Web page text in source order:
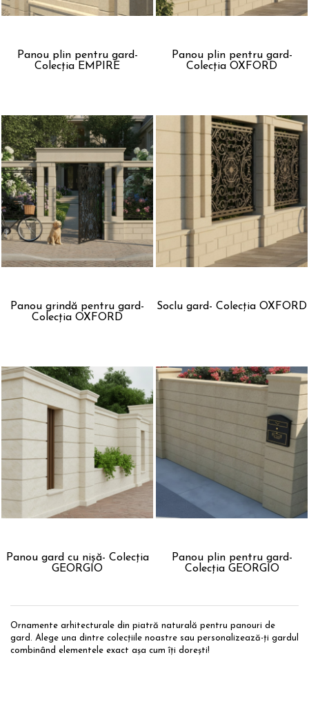
Panou plin pentru gard-
Colecția EMPIRE
Panou plin pentru gard-
Colecția OXFORD
Panou grindă pentru gard-
Colecția OXFORD
Soclu gard- Colecția OXFORD
Panou gard cu nișă- Colecția
GEORGIO
Panou plin pentru gard-
Colecția GEORGIO
Ornamente arhitecturale din piatră naturală pentru panouri de
gard. Alege una dintre colecțiile noastre sau personalizează-ți gardul
combinând elementele exact așa cum îți dorești!